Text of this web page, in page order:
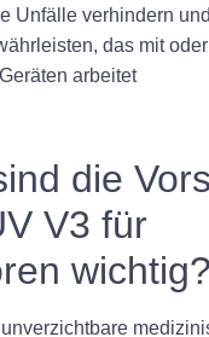
Unfälle verhindern
das mit
arbeitet
die
V3 für
wichtig?